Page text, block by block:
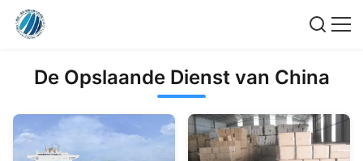
De Opslaande Dienst van China